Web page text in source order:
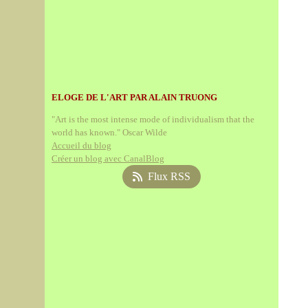
ELOGE DE L'ART PAR ALAIN TRUONG
"Art is the most intense mode of individualism that the
world has known." Oscar Wilde
Accueil du blog
Créer un blog avec CanalBlog
Flux RSS